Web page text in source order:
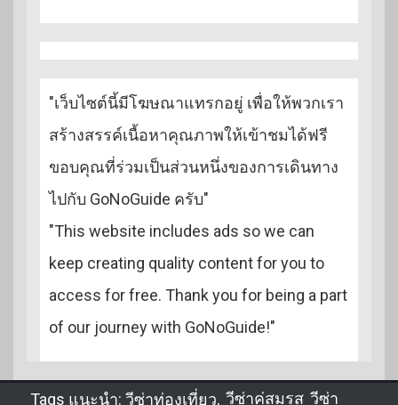
"เว็บไซต์นี้มีโฆษณาแทรกอยู่ เพื่อให้พวกเรา
สร้างสรรค์เนื้อหาคุณภาพให้เข้าชมได้ฟรี
ขอบคุณที่ร่วมเป็นส่วนหนึ่งของการเดินทาง
ไปกับ GoNoGuide ครับ"
"This website includes ads so we can
keep creating quality content for you to
access for free. Thank you for being a part
of our journey with GoNoGuide!"
Tags แนะนำ: วีซ่าท่องเที่ยว, วีซ่าคู่สมรส ,วีซ่า